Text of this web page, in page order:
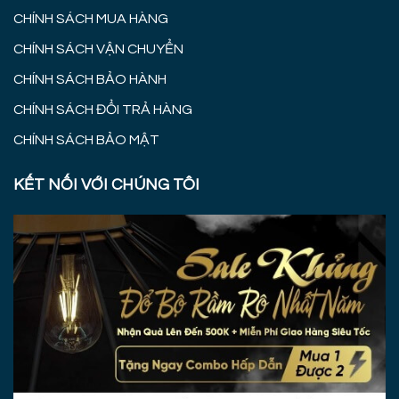
CHÍNH SÁCH MUA HÀNG
CHÍNH SÁCH VẬN CHUYỂN
CHÍNH SÁCH BẢO HÀNH
CHÍNH SÁCH ĐỔI TRẢ HÀNG
CHÍNH SÁCH BẢO MẬT
KẾT NỐI VỚI CHÚNG TÔI